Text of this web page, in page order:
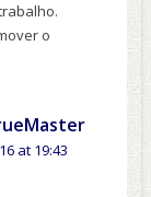
o
at 19:43